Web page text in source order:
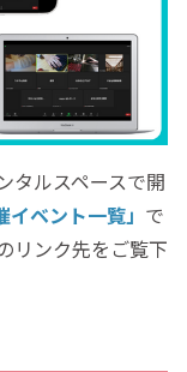
タルスペースで開
イベント一覧」 で
リンク先をご覧下